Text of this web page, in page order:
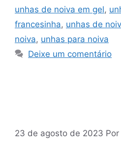
unhas de noiva em gel,
francesinha, unhas de
noiva, unhas para noiva
Deixe um comentário
23 de agosto de 2023 Por